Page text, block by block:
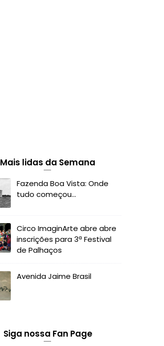
Mais lidas da Semana
Fazenda Boa Vista: Onde
tudo começou...
Circo ImaginArte abre abre
inscrições para 3ª Festival
de Palhaços
Avenida Jaime Brasil
Siga nossa Fan Page